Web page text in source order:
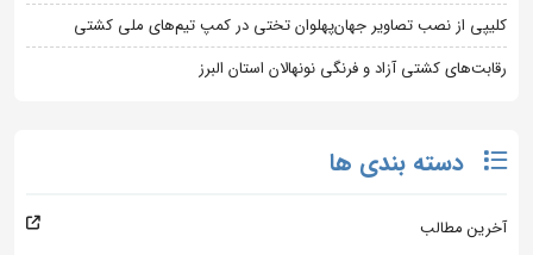
کلیپی از نصب تصاویر جهان‌پهلوان تختی در کمپ تیم‌های ملی کشتی
رقابت‌های کشتی آزاد و فرنگی نونهالان استان البرز
دسته بندی ها
آخرین مطالب